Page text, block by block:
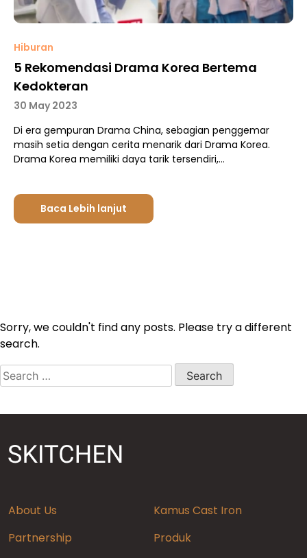
Hiburan
5 Rekomendasi Drama Korea Bertema
Kedokteran
30 May 2023
Di era gempuran Drama China, sebagian penggemar
masih setia dengan cerita menarik dari Drama Korea.
Drama Korea memiliki daya tarik tersendiri,…
Baca Lebih lanjut
Sorry, we couldn't find any posts. Please try a different
search.
Search
for:
About Us
Kamus Cast Iron
Partnership
Produk